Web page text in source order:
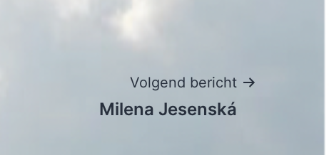
Volgend bericht
Milena Jesenská